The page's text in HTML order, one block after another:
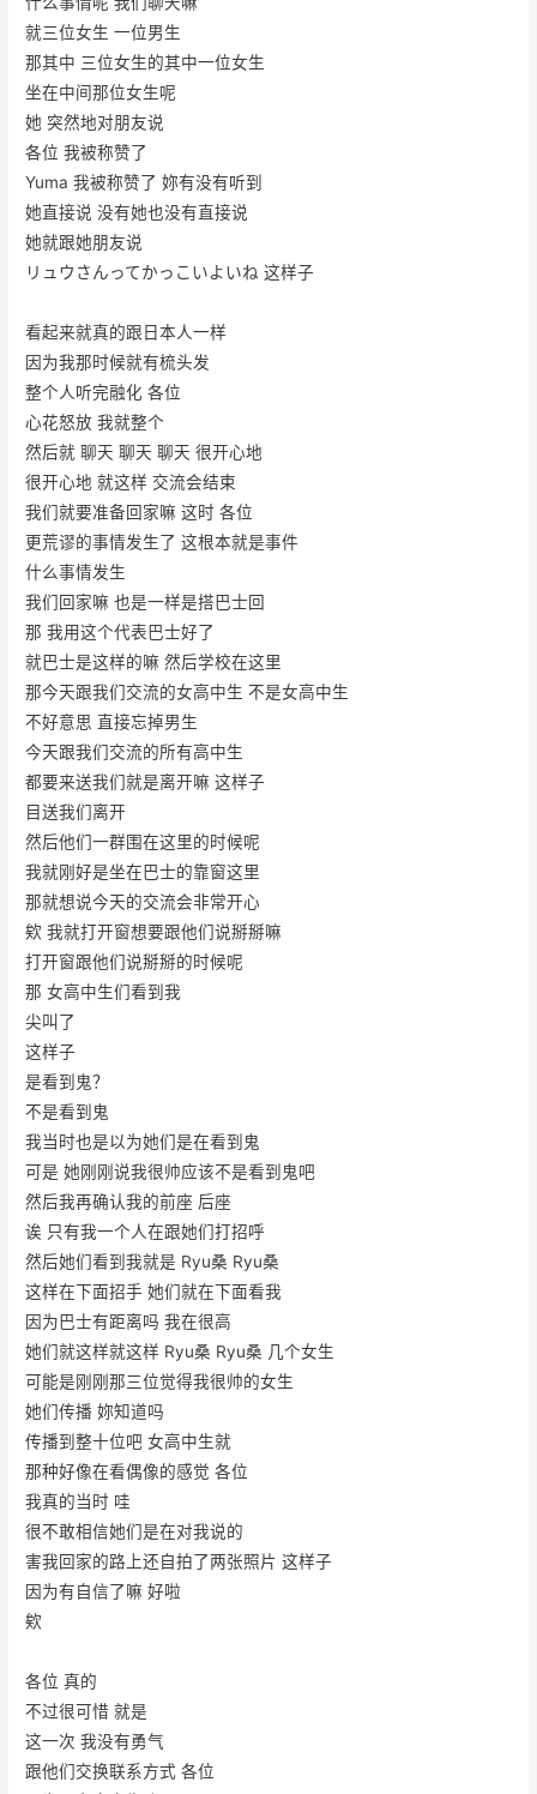
就三位女生 一位男生
那其中 三位女生的其中一位女生
坐在中间那位女生呢
她 突然地对朋友说
各位 我被称赞了
Yuma 我被称赞了 妳有没有听到
她直接说 没有她也没有直接说
她就跟她朋友说
リュウさんってかっこいよいね 这样子
看起来就真的跟日本人一样
因为我那时候就有梳头发
整个人听完融化 各位
心花怒放 我就整个
然后就 聊天 聊天 聊天 很开心地
很开心地 就这样 交流会结束
我们就要准备回家嘛 这时 各位
更荒谬的事情发生了 这根本就是事件
什么事情发生
我们回家嘛 也是一样是搭巴士回
那 我用这个代表巴士好了
就巴士是这样的嘛 然后学校在这里
那今天跟我们交流的女高中生 不是女高中生
不好意思 直接忘掉男生
今天跟我们交流的所有高中生
都要来送我们就是离开嘛 这样子
目送我们离开
然后他们一群围在这里的时候呢
我就刚好是坐在巴士的靠窗这里
那就想说今天的交流会非常开心
欸 我就打开窗想要跟他们说掰掰嘛
打开窗跟他们说掰掰的时候呢
那 女高中生们看到我
尖叫了
这样子
是看到鬼？
不是看到鬼
我当时也是以为她们是在看到鬼
可是 她刚刚说我很帅应该不是看到鬼吧
然后我再确认我的前座 后座
诶 只有我一个人在跟她们打招呼
然后她们看到我就是 Ryu桑 Ryu桑
这样在下面招手 她们就在下面看我
因为巴士有距离吗 我在很高
她们就这样就这样 Ryu桑 Ryu桑 几个女生
可能是刚刚那三位觉得我很帅的女生
她们传播 妳知道吗
传播到整十位吧 女高中生就
那种好像在看偶像的感觉 各位
我真的当时 哇
很不敢相信她们是在对我说的
害我回家的路上还自拍了两张照片 这样子
因为有自信了嘛 好啦
欸
各位 真的
不过很可惜 就是
这一次 我没有勇气
跟他们交换联系方式 各位